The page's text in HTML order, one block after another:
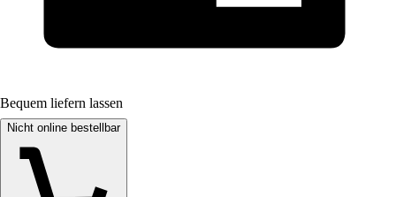
Bequem liefern lassen
Nicht online bestellbar